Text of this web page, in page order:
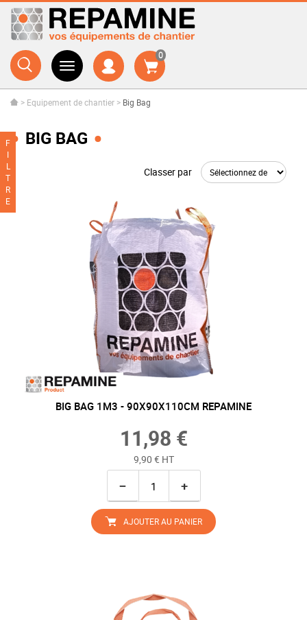
0
F
I
L
T
R
E
> Equipement de chantier > Big Bag
BIG BAG
Classer par
BIG BAG 1M3 - 90X90X110CM REPAMINE
11,98 €
9,90 € HT
− +
AJOUTER AU PANIER